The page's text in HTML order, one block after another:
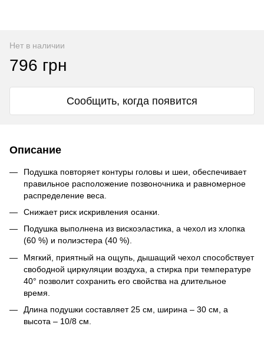
Нет в наличии
796 грн
Сообщить, когда появится
Описание
Подушка повторяет контуры головы и шеи, обеспечивает
правильное расположение позвоночника и равномерное
распределение веса.
Снижает риск искривления осанки.
Подушка выполнена из вискоэластика, а чехол из хлопка
(60 %) и полиэстера (40 %).
Мягкий, приятный на ощупь, дышащий чехол способствует
свободной циркуляции воздуха, а стирка при температуре
40° позволит сохранить его свойства на длительное
время.
Длина подушки составляет 25 см, ширина – 30 см, а
высота – 10/8 см.